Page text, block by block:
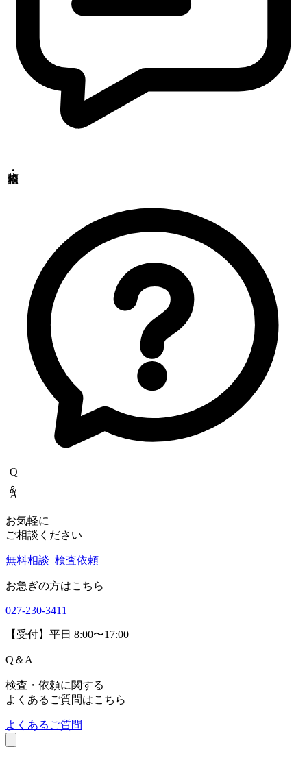
Q＆A
お気軽に
ご相談ください
無料相談 検査依頼
お急ぎの方はこちら
027-230-3411
【受付】平日 8:00〜17:00
Q ＆A
検査・依頼に関する
よくあるご質問はこちら
よくあるご質問